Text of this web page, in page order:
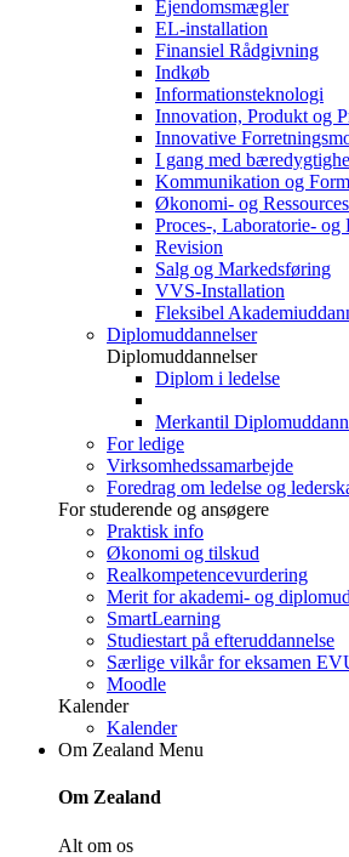
Ejendomsmægler
EL-installation
Finansiel Rådgivning
Indkøb
Informationsteknologi
Innovation, Produkt og
Innovative
I gang med
Kommunikation og
Økonomi- og
Proces-, Laboratorie- og
Revision
Salg og Markedsføring
VVS-Installation
Fleksibel
Diplomuddannelser
Diplomuddannelser
Diplom i ledelse
Merkantil
For ledige
Virksomhedssamarbejde
Foredrag om ledelse og
For studerende og ansøgere
Praktisk info
Økonomi og tilskud
Realkompetencevurdering
Merit for akademi- og
SmartLearning
Studiestart på efteruddannelse
Særlige vilkår for eksamen
Moodle
Kalender
Kalender
Om Zealand Menu
Om Zealand
Alt om os